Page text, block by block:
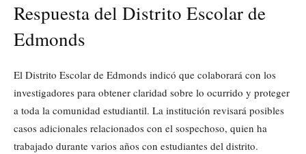
Respuesta del Distrito Escolar de
Edmonds
El Distrito Escolar de Edmonds indicó que colaborará con los
investigadores para obtener claridad sobre lo ocurrido y proteger
a toda la comunidad estudiantil. La institución revisará posibles
casos adicionales relacionados con el sospechoso, quien ha
trabajado durante varios años con estudiantes del distrito.